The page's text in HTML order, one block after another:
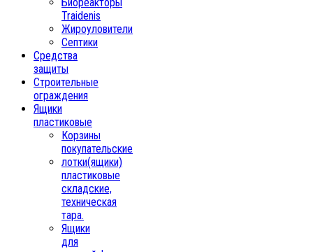
Traidenis
Жироуловители
Септики
Средства
защиты
Строительные
ограждения
Ящики
пластиковые
Корзины
покупательские
лотки(ящики)
пластиковые
складские,
техническая
тара.
Ящики
для